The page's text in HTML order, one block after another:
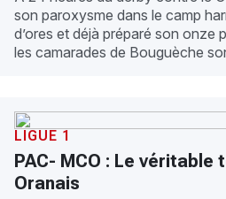
son paroxysme dans le camp
d’ores et déjà préparé son onze
les camarades de Bouguèche
LIGUE 1
PAC- MCO : Le véritable
Oranais